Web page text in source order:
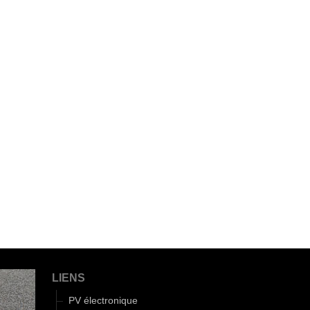
LIENS
PV électronique